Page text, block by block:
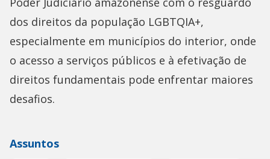
dos direitos da população LGBTQIA+,
especialmente em municípios do interior, onde
o acesso a serviços públicos e à efetivação de
direitos fundamentais pode enfrentar maiores
desafios.
Assuntos